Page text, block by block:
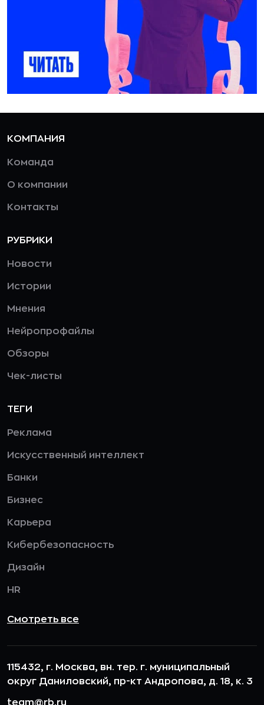
КОМПАНИЯ
Команда
О компании
Контакты
РУБРИКИ
Новости
Истории
Мнения
Нейропрофайлы
Обзоры
Чек-листы
ТЕГИ
Реклама
Искусственный интеллект
Банки
Бизнес
Карьера
Кибербезопасность
Дизайн
HR
Смотреть все
115432, г. Москва, вн. тер. г. муниципальный
округ Даниловский, пр-кт Андропова, д. 18, к. 3
team@rb.ru